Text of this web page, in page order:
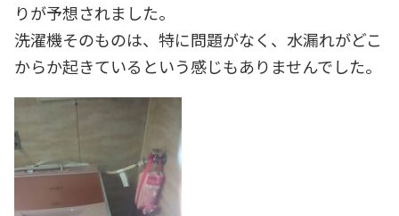
りが予想されました。
洗濯機そのものは、特に問題がなく、水漏れがどこ
からか起きているという感じもありませんでした。